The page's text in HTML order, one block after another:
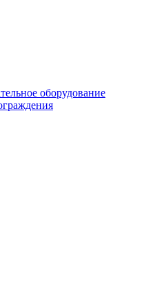
оборудование